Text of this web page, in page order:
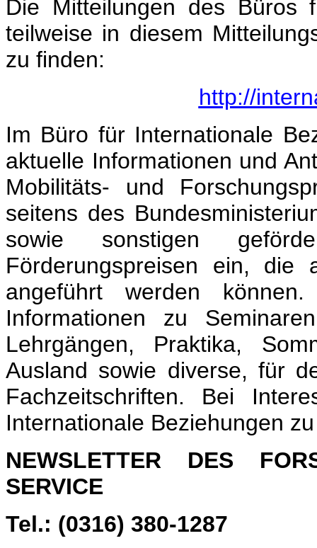
Die Mitteilungen des Büros
teilweise in diesem
zu finden:
http://
Im Büro für Internationale
aktuelle Informationen und
Mobilitäts- und
seitens des
sowie sonstigen
Förderungspreisen ein, die
angeführt werden
Informationen zu
Lehrgängen, Praktika,
Ausland sowie diverse, für
Fachzeitschriften. Bei
Internationale Beziehungen
NEWSLETTER DES
SERVICE
Tel.: (0316) 380-1287